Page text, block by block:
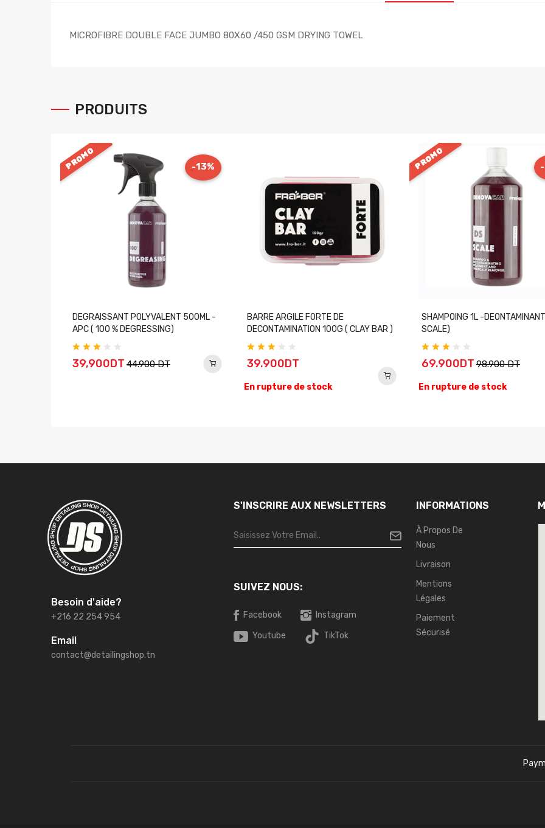
MICROFIBRE DOUBLE FACE JUMBO 80X60 /450 GSM DRYING TOWEL
PRODUITS
PROMO -13%
DEGRAISSANT POLYVALENT 500ML -
APC ( 100 % DEGRESSING)
39,900DT 44.900 DT
BARRE ARGILE FORTE DE
DECONTAMINATION 100G ( CLAY BAR )
39.900DT
En rupture de stock
PROMO
SHAMPOING 1L -
SCALE)
69.900DT 98.900 DT
En rupture de stock
Besoin d'aide?
+216 22 254 954
Email
contact@detailingshop.tn
S'INSCRIRE AUX NEWSLETTERS
SUIVEZ NOUS:
Facebook Instagram
Youtube TikTok
INFORMATIONS
À Propos De
Nous
Livraison
Mentions
Légales
Paiement
Sécurisé